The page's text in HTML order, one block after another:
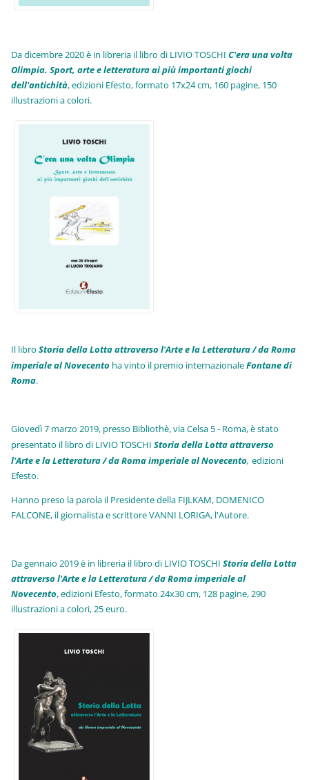
Da dicembre 2020 è in libreria il libro di LIVIO TOSCHIC'era una volta
Olimpia. Sport, arte e letteratura ai più importanti giochi
dell'antichità,edizioni Efesto, formato 17x24 cm, 160 pagine, 150
illustrazioni a colori.
Il libroStoria della Lotta attraverso l'Arte e la Letteratura / da Roma
imperiale al Novecento ha vinto il premio internazionaleFontane di
Roma.
Giovedì 7 marzo 2019, presso Bibliothè, via Celsa 5 - Roma, è stato
presentato il libro di LIVIO TOSCHIStoria della Lotta attraverso
l'Arte e la Letteratura / da Roma imperiale al Novecento, edizioni
Efesto.
Hanno preso la parola il Presidente della FIJLKAM, DOMENICO
FALCONE, il giornalista e scrittore VANNI LORIGA, l'Autore.
Da gennaio 2019 è in libreria il libro di LIVIO TOSCHIStoria della Lotta
attraverso l'Arte e la Letteratura / da Roma imperiale al
Novecento, edizioni Efesto, formato 24x30 cm, 128 pagine, 290
illustrazioni a colori, 25 euro.